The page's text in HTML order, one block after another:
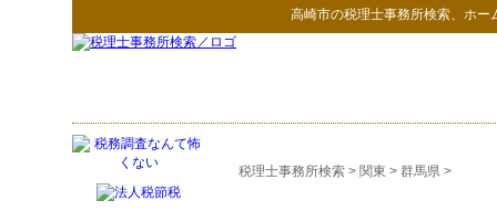
高崎市の税理士事務所検索、ホー
税理士事務所検索 > 関東 > 群馬県 >